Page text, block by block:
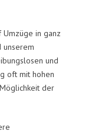
in ganz
unserem
und
oft mit hohen
der